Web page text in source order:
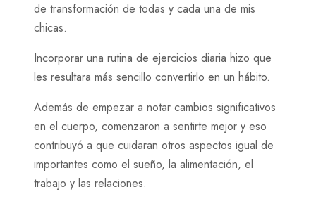
de transformación de todas y cada una de mis
chicas.
Incorporar una rutina de ejercicios diaria hizo que
les resultara más sencillo convertirlo en un hábito.
Además de empezar a notar cambios significativos
en el cuerpo, comenzaron a sentirte mejor y eso
contribuyó a que cuidaran otros aspectos igual de
importantes como el sueño, la alimentación, el
trabajo y las relaciones.